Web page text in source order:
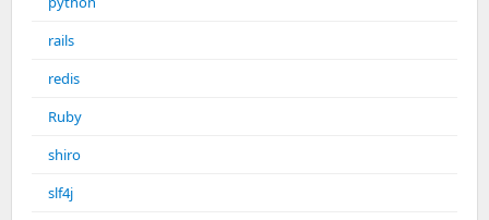
rails
redis
Ruby
shiro
slf4j